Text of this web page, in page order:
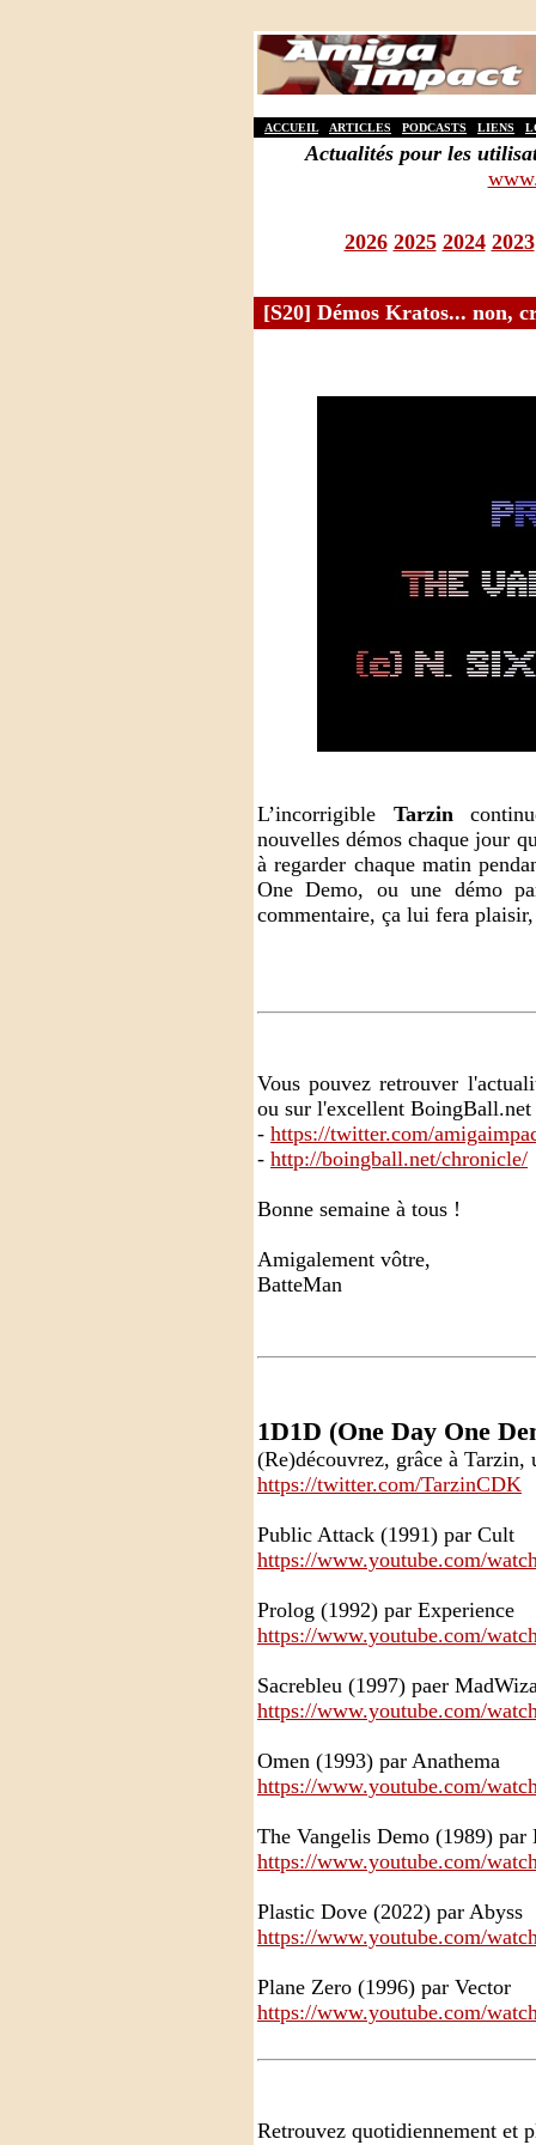
ACCUEIL ARTICLES PODCASTS LIENS
Actualités pour les
2026 2025 2024 2023
[S20] Démos Kratos... non,
L’incorrigible Tarzin
nouvelles démos chaque jour
à regarder chaque matin
One Demo, ou une démo
commentaire, ça lui fera
Vous pouvez retrouver
ou sur l'excellent
- https://twitter.com/
- http://boingball.net/chronicle/
Bonne semaine à tous !
Amigalement vôtre,
BatteMan
1D1D (One Day One
(Re)découvrez, grâce à
https://twitter.com/TarzinCDK
Public Attack (1991) par Cult
https://www.youtube.com/
Prolog (1992) par Experience
https://www.youtube.com/
Sacrebleu (1997) paer
https://www.youtube.com/
Omen (1993) par Anathema
https://www.youtube.com/
The Vangelis Demo (1989)
https://www.youtube.com/
Plastic Dove (2022) par Abyss
https://www.youtube.com/
Plane Zero (1996) par Vector
https://www.youtube.com/
Retrouvez quotidiennement et